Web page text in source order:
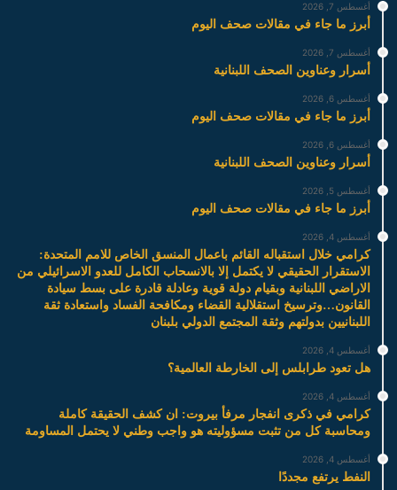
أغسطس 7, 2026
أبرز ما جاء في مقالات صحف اليوم
أغسطس 7, 2026
أسرار وعناوين الصحف اللبنانية
أغسطس 6, 2026
أبرز ما جاء في مقالات صحف اليوم
أغسطس 6, 2026
أسرار وعناوين الصحف اللبنانية
أغسطس 5, 2026
أبرز ما جاء في مقالات صحف اليوم
أغسطس 4, 2026
كرامي خلال استقباله القائم باعمال المنسق الخاص للامم المتحدة:
الاستقرار الحقيقي لا يكتمل إلا بالانسحاب الكامل للعدو الاسرائيلي من
الاراضي اللبنانية وبقيام دولة قوية وعادلة قادرة على بسط سيادة
القانون…وترسيخ استقلالية القضاء ومكافحة الفساد واستعادة ثقة
اللبنانيين بدولتهم وثقة المجتمع الدولي بلبنان
أغسطس 4, 2026
هل تعود طرابلس إلى الخارطة العالمية؟
أغسطس 4, 2026
كرامي في ذكرى انفجار مرفأ بيروت: ان كشف الحقيقة كاملة
ومحاسبة كل من تثبت مسؤوليته هو واجب وطني لا يحتمل المساومة
أغسطس 4, 2026
النفط يرتفع مجددًا